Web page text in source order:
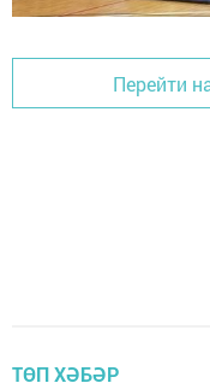
Перейти
ТӨП ХӘБӘР